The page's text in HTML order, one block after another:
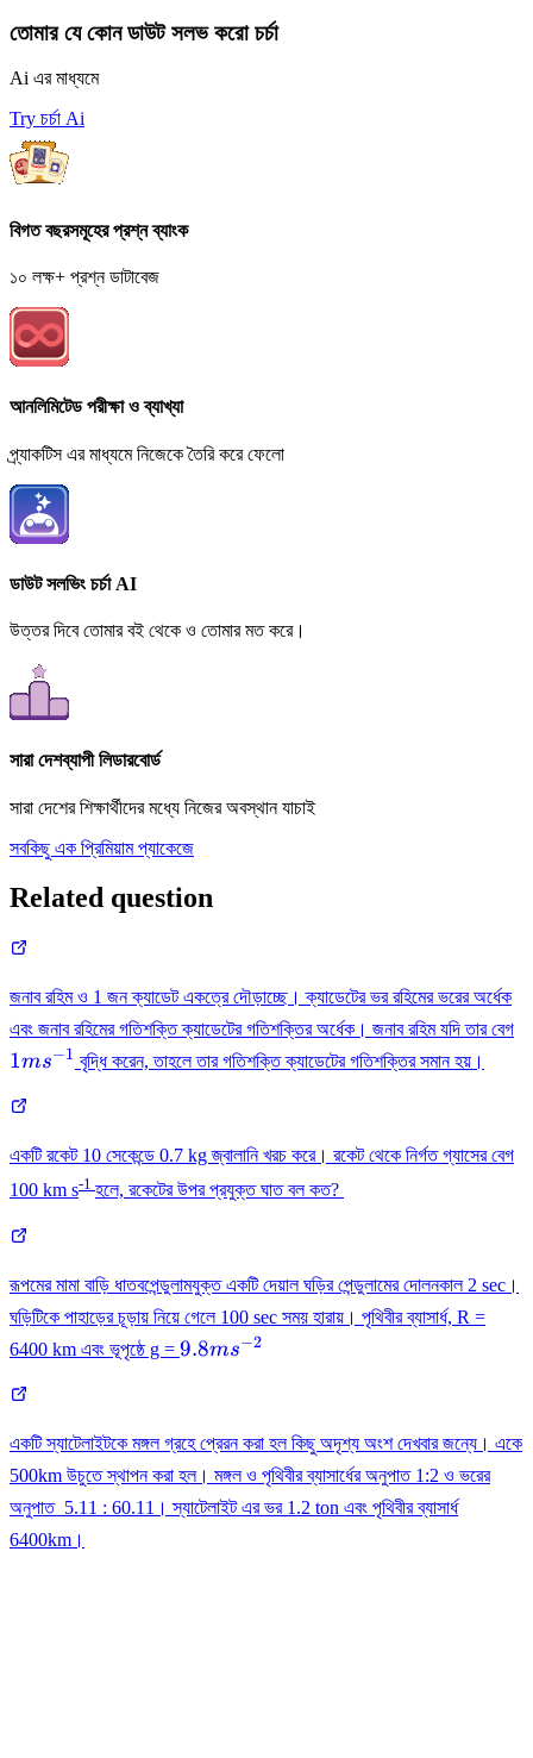
তোমার যে কোন ডাউট সলভ করো চর্চা
Ai এর মাধ্যমে
Try চর্চা Ai
বিগত বছরসমূহের প্রশ্ন ব্যাংক
১০ লক্ষ+ প্রশ্ন ডাটাবেজ
আনলিমিটেড পরীক্ষা ও ব্যাখ্যা
প্র্যাকটিস এর মাধ্যমে নিজেকে তৈরি করে ফেলো
ডাউট সলভিং চর্চা AI
উত্তর দিবে তোমার বই থেকে ও তোমার মত করে।
সারা দেশব্যাপী লিডারবোর্ড
সারা দেশের শিক্ষার্থীদের মধ্যে নিজের অবস্থান যাচাই
সবকিছু এক প্রিমিয়াম প্যাকেজে
Related question
জনাব রহিম ও 1 জন ক্যাডেট একত্রে দৌড়াচ্ছে। ক্যাডেটের ভর রহিমের ভরের অর্ধেক
এবং জনাব রহিমের গতিশক্তি ক্যাডেটের গতিশক্তির অর্ধেক। জনাব রহিম যদি তার বেগ
1ms−1 বৃদ্ধি করেন, তাহলে তার গতিশক্তি ক্যাডেটের গতিশক্তির সমান হয়।
একটি রকেট 10 সেকেন্ডে 0.7 kg জ্বালানি খরচ করে। রকেট থেকে নির্গত গ্যাসের বেগ
100 km s-1 হলে, রকেটের উপর প্রযুক্ত ঘাত বল কত?
রূপমের মামা বাড়ি ধাতবপেন্ডুলামযুক্ত একটি দেয়াল ঘড়ির পেন্ডুলামের দোলনকাল 2 sec।
ঘড়িটিকে পাহাড়ের চূড়ায় নিয়ে গেলে 100 sec সময় হারায়। পৃথিবীর ব্যাসার্ধ, R =
6400 km এবং ভূপৃষ্ঠে g = 9.8ms^{-2}
9.8ms−2
একটি স্যাটেলাইটকে মঙ্গল গ্রহে প্রেরন করা হল কিছু অদৃশ্য অংশ দেখবার জন্যে। একে
500km উচুতে স্থাপন করা হল। মঙ্গল ও পৃথিবীর ব্যাসার্ধের অনুপাত 1:2 ও ভরের
অনুপাত 5.11 : 60.11। স্যাটেলাইট এর ভর 1.2 ton এবং পৃথিবীর ব্যাসার্ধ
6400km।